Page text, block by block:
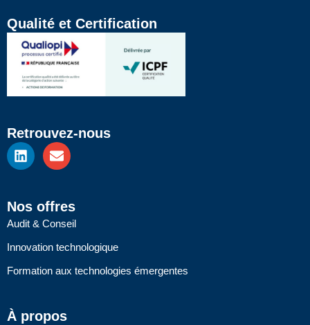
Qualité et Certification
Retrouvez-nous
L
i
e
d
i
n
E
n
l
o
p
e
Nos offres
Audit & Conseil
Innovation technologique
Formation aux technologies émergentes
À propos